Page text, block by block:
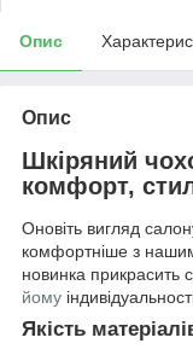
Опис
Опис
Шкіряний
комфорт,
Оновіть вигляд
комфортніше з
новинка прикрасить
йому
Якість